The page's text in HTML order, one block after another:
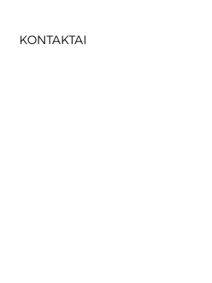
KONTAKTAI